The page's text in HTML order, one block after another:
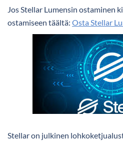
Jos Stellar Lumensin ostaminen
ostamiseen täältä: Osta Stellar
Stellar on julkinen